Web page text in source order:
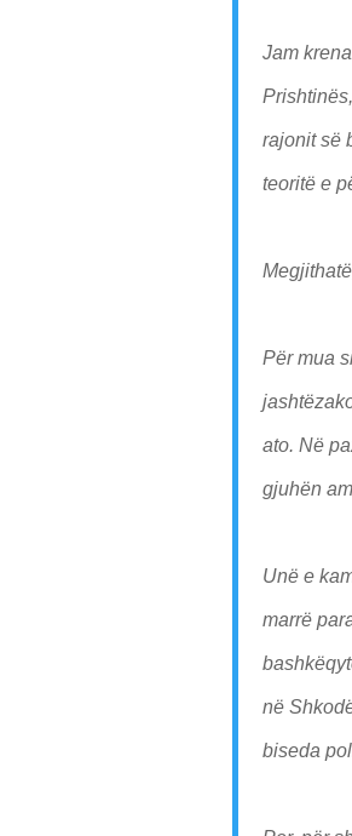
Jam
rajonit së
teoritë e
Për mua
ato. Në
gjuhën
Unë e
marrë
në
biseda